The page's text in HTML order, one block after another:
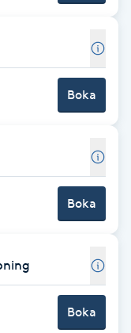
Boka
Boka
Boka